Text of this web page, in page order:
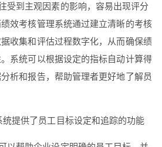
受到主观因素的影响，容易出现评分
效考核管理系统通过建立清晰的考核
收集和评估过程数字化，从而确保绩
系统可以根据设定的指标自动计算得
析和报告，帮助管理者更好地了解员
统提供了员工目标设定和追踪的功能